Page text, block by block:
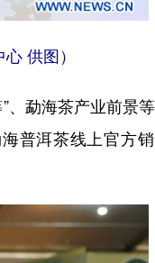
供图）
勐海茶产业前景
普洱茶线上官方